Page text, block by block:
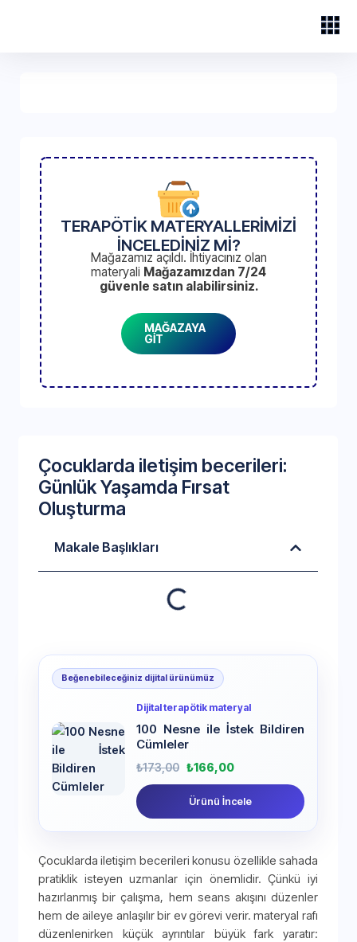
TERAPÖTİK MATERYALLERİMİZİ
İNCELEDİNİZ Mİ?
Mağazamız açıldı. İhtiyacınız olan
materyali Mağazamızdan 7/24
güvenle satın alabilirsiniz.
MAĞAZAYA
GİT
Çocuklarda iletişim becerileri:
Günlük Yaşamda Fırsat
Oluşturma
Makale Başlıkları
Beğenebileceğiniz dijital ürünümüz
Dijital terapötik materyal
100 Nesne ile İstek Bildiren
Cümleler
₺173,00 ₺166,00
Ürünü İncele
Çocuklarda iletişim becerileri konusu özellikle sahada
pratiklik isteyen uzmanlar için önemlidir. Çünkü iyi
hazırlanmış bir çalışma, hem seans akışını düzenler
hem de aileye anlaşılır bir ev görevi verir. materyal rafı
düzenlenirken küçük ayrıntılar büyük fark yaratır: